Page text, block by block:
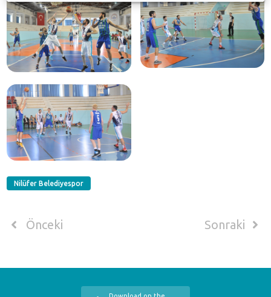
Nilüfer Belediyespor
Önceki Sonraki